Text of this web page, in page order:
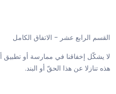
القسم الرابع عشر - الاتفاق الكامل
لا يشكّل إخفاقنا في ممارسة أو
هذه تنازلا عن هذا الحقّ أو البند.